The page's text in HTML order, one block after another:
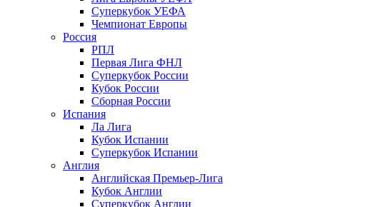
Суперкубок УЕФА
Чемпионат Европы
Россия
РПЛ
Первая Лига ФНЛ
Суперкубок России
Кубок России
Сборная России
Испания
Ла Лига
Кубок Испании
Суперкубок Испании
Англия
Английская Премьер-Лига
Кубок Англии
Суперкубок Англии